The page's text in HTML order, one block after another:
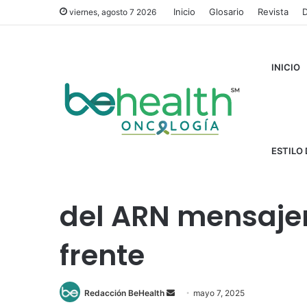
viernes, agosto 7 2026 Inicio Glosario Revista
INICIO
ESTILO
Cáncer/Del COVID al cáncer: la tecnología del
del ARN
frente
Redacción BeHealth mayo 7, 2025